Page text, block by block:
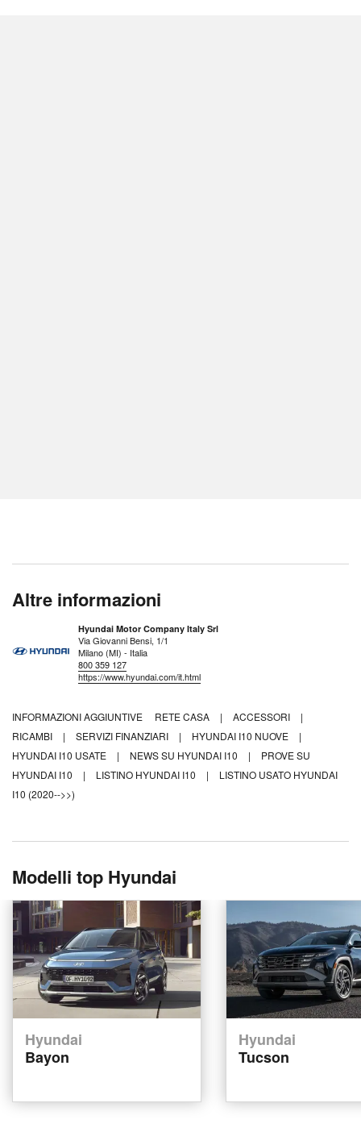
Altre informazioni
Hyundai Motor Company Italy Srl
Via Giovanni Bensi, 1/1
Milano (MI) - Italia
800 359 127
https://www.hyundai.com/it.html
INFORMAZIONI AGGIUNTIVE RETE CASA | ACCESSORI
|
RICAMBI
| SERVIZI FINANZIARI | HYUNDAI I10 NUOVE
|
HYUNDAI I10 USATE
| NEWS SU HYUNDAI I10 |
PROVE SU
HYUNDAI I10
| LISTINO HYUNDAI I10 |
LISTINO USATO HYUNDAI
I10 (2020-->>)
Modelli top Hyundai
Hyundai
Bayon
Hyundai
Tucson